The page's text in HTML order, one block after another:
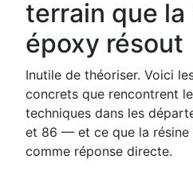
terrain que la
époxy résout
Inutile de théoriser. Voici
concrets que rencontrent
techniques dans les
et 86 — et ce que la
comme réponse directe.